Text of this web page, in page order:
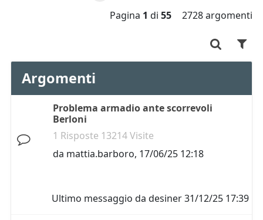
Pagina 1 di 55 2728 argomenti
Argomenti
Problema armadio ante scorrevoli
Berloni
1 Risposte 13214 Visite
da mattia.barboro, 17/06/25 12:18
Ultimo messaggio da desiner31/12/25 17:39